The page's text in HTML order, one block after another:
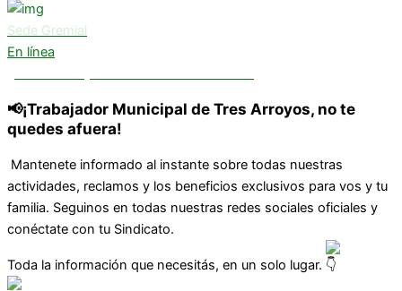
Sede Gremial
En línea
📢¡Trabajador Municipal de Tres Arroyos, no te
quedes afuera!
Mantenete informado al instante sobre todas nuestras
actividades, reclamos y los beneficios exclusivos para vos y tu
familia. Seguinos en todas nuestras redes sociales oficiales y
conéctate con tu Sindicato.
Toda la información que necesitás, en un solo lugar.